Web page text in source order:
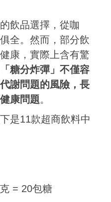
飲品選擇，從咖
全。然而，部分飲
康，實際上含有驚
糖分炸彈」不僅容
謝問題的風險，長
康問題。
是11款超商飲料中
克 = 20包糖